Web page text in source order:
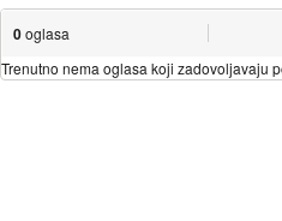
0oglasa
Trenutno nema oglasa koji zadovoljavaju